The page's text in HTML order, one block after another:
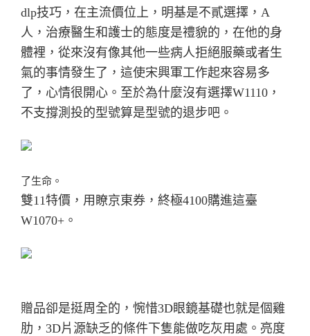
dlp技巧，在主流價位上，明基是不貳選擇，A
人，治療醫生和護士的態度是禮貌的，在他的身
體裡，從來沒有像其他一些病人拒絕服藥或者生
氣的事情發生了，這使宋興軍工作起來容易多
了，心情很開心。 至於為什麼沒有選擇W1110，
不支撐測投的型號算是型號的退步吧。
了生命。
雙11特價，用瞭京東券，終極4100購進這臺
W1070+。
贈品卻是挺周全的，惋惜3D眼鏡基礎也就是個雞
肋，3D片源缺乏的條件下隻能做吃灰用處。 亮度